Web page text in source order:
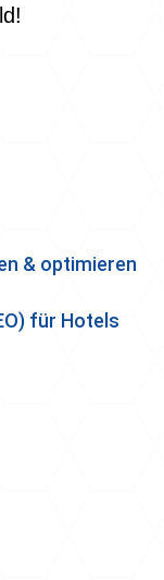
& optimieren
für Hotels